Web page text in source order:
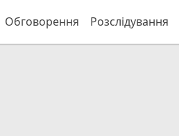
Обговорення Розслідування